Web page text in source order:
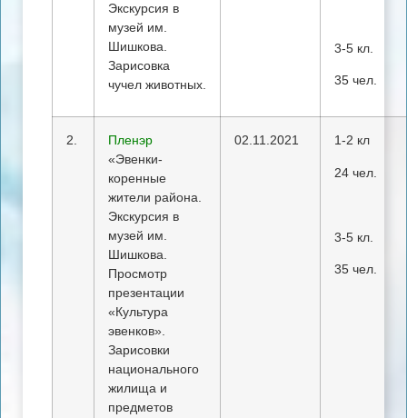
Экскурсия в
музей им.
Шишкова.
Зарисовка
чучел животных.
3-5 кл.
35 чел.
2.
Пленэр
«Эвенки-
коренные
жители района.
Экскурсия в
музей им.
Шишкова.
Просмотр
презентации
«Культура
эвенков».
Зарисовки
национального
жилища и
предметов
02.11.2021 1-2 кл
24 чел.
3-5 кл.
35 чел.